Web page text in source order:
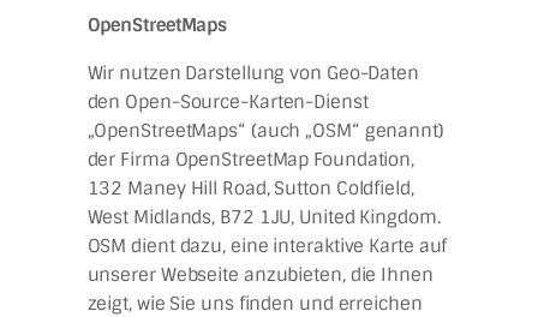
OpenStreetMaps
Wir nutzen Darstellung von Geo-Daten
den Open-Source-Karten-Dienst
„OpenStreetMaps“ (auch „OSM“ genannt)
der Firma OpenStreetMap Foundation,
132 Maney Hill Road, Sutton Coldfield,
West Midlands, B72 1JU, United Kingdom.
OSM dient dazu, eine interaktive Karte auf
unserer Webseite anzubieten, die Ihnen
zeigt, wie Sie uns finden und erreichen